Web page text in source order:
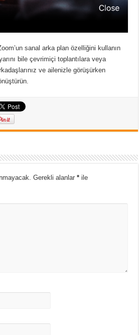
sanal arka plan özelliğini kullanın
bile çevrimiçi toplantılara veya
ve ailenizle görüşürken
Gerekli alanlar* ile